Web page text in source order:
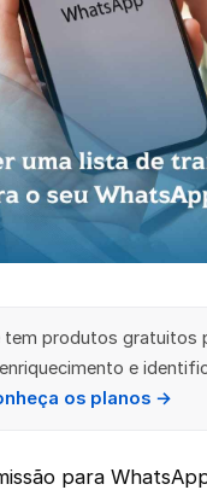
tem produtos gratuitos
e
os planos →
para